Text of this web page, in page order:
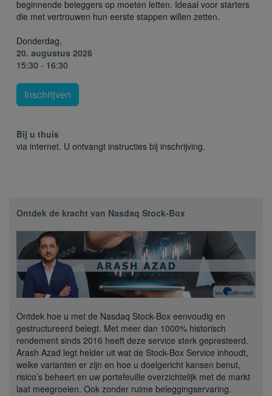
beginnende beleggers op moeten letten. Ideaal voor starters
die met vertrouwen hun eerste stappen willen zetten.
Donderdag,
20. augustus 2026
15:30 - 16:30
Inschrijven
Bij u thuis
via internet. U ontvangt instructies bij inschrijving.
Ontdek de kracht van Nasdaq Stock-Box
Ontdek hoe u met de Nasdaq Stock-Box eenvoudig en
gestructureerd belegt. Met meer dan 1000% historisch
rendement sinds 2016 heeft deze service sterk gepresteerd.
Arash Azad legt helder uit wat de Stock-Box Service inhoudt,
welke varianten er zijn en hoe u doelgericht kansen benut,
risico’s beheert en uw portefeuille overzichtelijk met de markt
laat meegroeien. Ook zonder ruime beleggingservaring.